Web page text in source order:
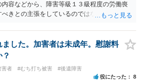
容などから、障害等級１３級程度の労働喪
きとの主張をしているのではないでしょう
状況は変わらないでしょう。今の弁護士と
ことが重要だと思います。
した。加害者は未成年。慰謝料
害者 #むち打ち被害 #後遺障害
役にたった 8